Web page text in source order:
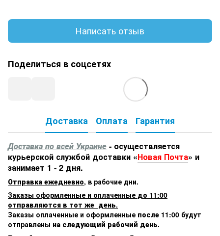
Написать отзыв
Поделиться в соцсетях
Доставка Оплата Гарантия
Доставка по всей Украине - осуществляется
курьерской службой доставки «Новая Почта» и
занимает 1 - 2 дня.
Отправка ежедневно, в рабочие дни.
Заказы оформленные и оплаченные до 11:00
отправляются в тот же день.
Заказы оплаченные и оформленные после 11:00 будут
отправлены на следующий рабочий день.